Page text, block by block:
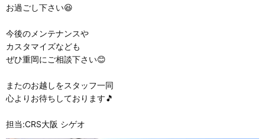
お過ごし下さい😆
今後のメンテナンスや
カスタマイズなども
ぜひ重岡にご相談下さい😊
またのお越しをスタッフ一同
心よりお待ちしております🎵
担当:CRS大阪 シゲオ